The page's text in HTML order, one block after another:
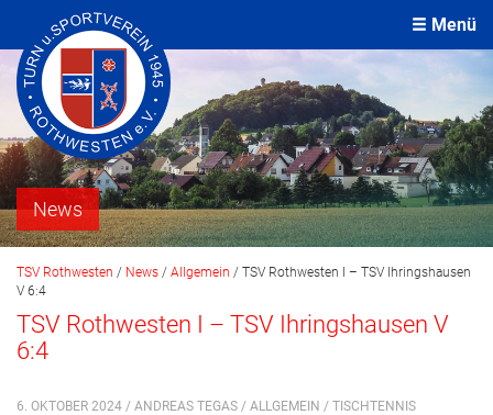
Menü
News
TSV Rothwesten / News / Allgemein / TSV Rothwesten I – TSV Ihringshausen
V 6:4
TSV Rothwesten I – TSV Ihringshausen V
6:4
6. OKTOBER 2024 / ANDREAS TEGAS / ALLGEMEIN / TISCHTENNIS